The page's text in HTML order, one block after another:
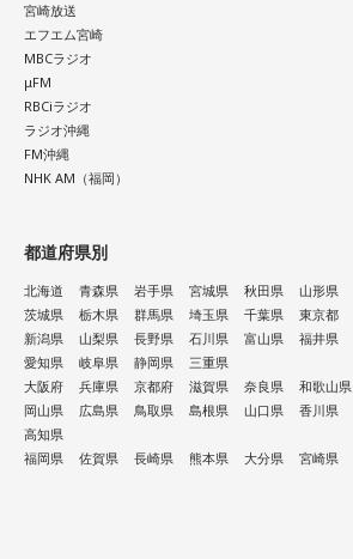
宮崎放送
エフエム宮崎
MBCラジオ
μFM
RBCiラジオ
ラジオ沖縄
FM沖縄
NHK AM（福岡）
都道府県別
北海道 青森県 岩手県 宮城県 秋田県 山形県
茨城県
栃木県 群馬県 埼玉県 千葉県 東京都
新潟県
山梨県 長野県 石川県 富山県
福井県
愛知県
岐阜県 静岡県
三重県
大阪府
兵庫県 京都府 滋賀県 奈良県
和歌山県
岡山県
広島県 鳥取県 島根県 山口県 香川県
高知県
福岡県
佐賀県 長崎県 熊本県 大分県 宮崎県